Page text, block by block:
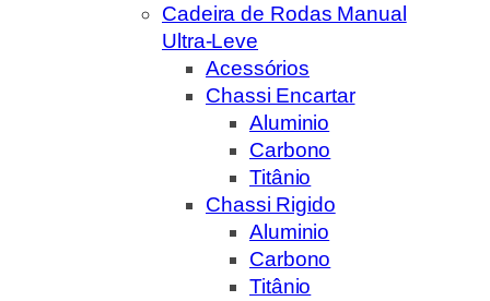
Cadeira de Rodas Manual
Ultra-Leve
Acessórios
Chassi Encartar
Aluminio
Carbono
Titânio
Chassi Rigido
Aluminio
Carbono
Titânio